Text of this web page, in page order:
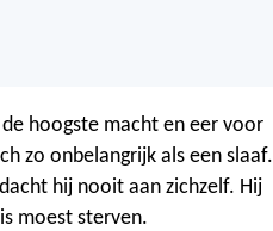
hoogste macht en eer voor
zo onbelangrijk als een slaaf.
hij nooit aan zichzelf. Hij
moest sterven.